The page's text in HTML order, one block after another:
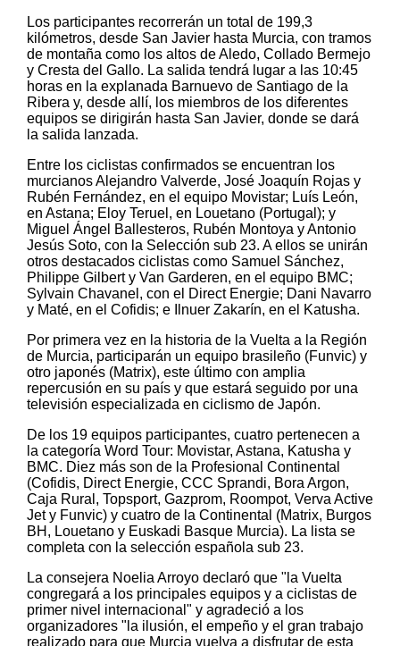
Los participantes recorrerán un total de 199,3
kilómetros, desde San Javier hasta Murcia, con tramos
de montaña como los altos de Aledo, Collado Bermejo
y Cresta del Gallo. La salida tendrá lugar a las 10:45
horas en la explanada Barnuevo de Santiago de la
Ribera y, desde allí, los miembros de los diferentes
equipos se dirigirán hasta San Javier, donde se dará
la salida lanzada.
Entre los ciclistas confirmados se encuentran los
murcianos Alejandro Valverde, José Joaquín Rojas y
Rubén Fernández, en el equipo Movistar; Luís León,
en Astana; Eloy Teruel, en Louetano (Portugal); y
Miguel Ángel Ballesteros, Rubén Montoya y Antonio
Jesús Soto, con la Selección sub 23. A ellos se unirán
otros destacados ciclistas como Samuel Sánchez,
Philippe Gilbert y Van Garderen, en el equipo BMC;
Sylvain Chavanel, con el Direct Energie; Dani Navarro
y Maté, en el Cofidis; e Ilnuer Zakarín, en el Katusha.
Por primera vez en la historia de la Vuelta a la Región
de Murcia, participarán un equipo brasileño (Funvic) y
otro japonés (Matrix), este último con amplia
repercusión en su país y que estará seguido por una
televisión especializada en ciclismo de Japón.
De los 19 equipos participantes, cuatro pertenecen a
la categoría Word Tour: Movistar, Astana, Katusha y
BMC. Diez más son de la Profesional Continental
(Cofidis, Direct Energie, CCC Sprandi, Bora Argon,
Caja Rural, Topsport, Gazprom, Roompot, Verva Active
Jet y Funvic) y cuatro de la Continental (Matrix, Burgos
BH, Louetano y Euskadi Basque Murcia). La lista se
completa con la selección española sub 23.
La consejera Noelia Arroyo declaró que "la Vuelta
congregará a los principales equipos y a ciclistas de
primer nivel internacional" y agradeció a los
organizadores "la ilusión, el empeño y el gran trabajo
realizado para que Murcia vuelva a disfrutar de esta